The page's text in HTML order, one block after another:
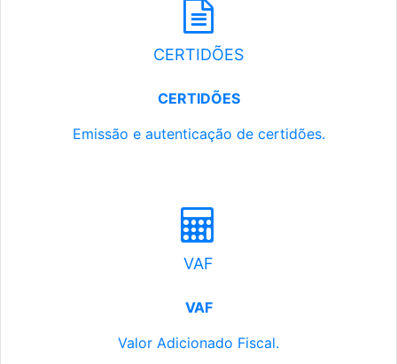
CERTIDÕES
CERTIDÕES
Emissão e autenticação de certidões.
VAF
VAF
Valor Adicionado Fiscal.